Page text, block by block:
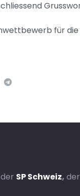
für die
SP Schweiz, der